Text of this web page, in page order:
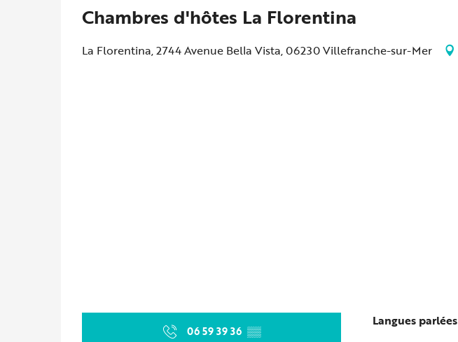
Chambres d'hôtes La Florentina
La Florentina, 2744 Avenue Bella Vista, 06230 Villefranche-sur-Mer
06 59 39 36 ▒▒
Langues parlées
Langues parlées